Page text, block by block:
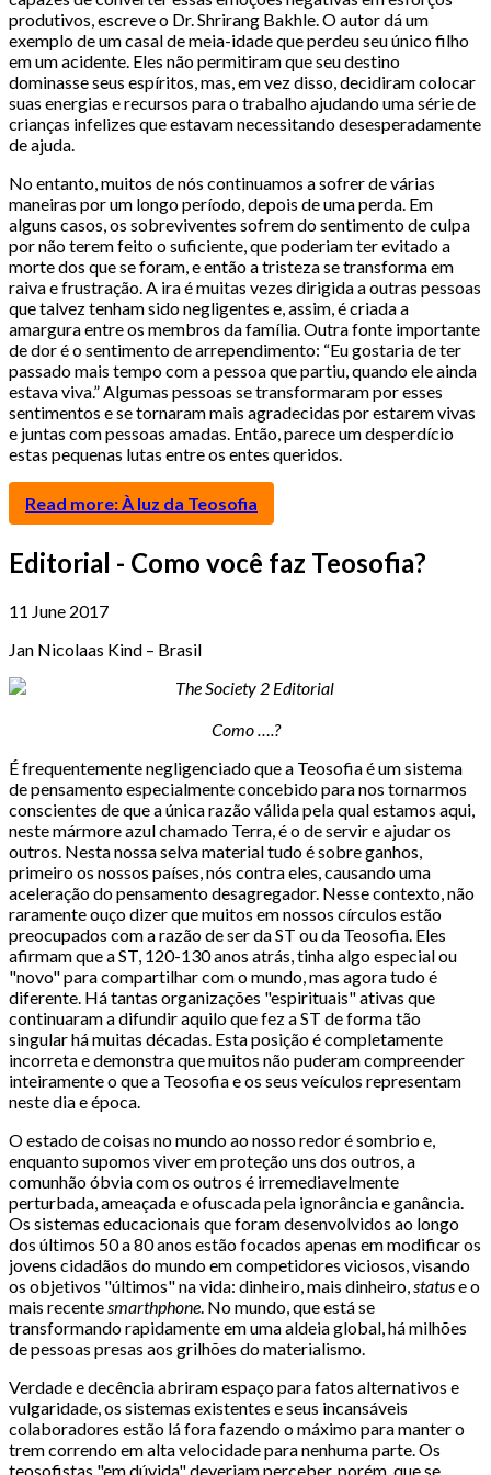
produtivos, escreve o Dr. Shrirang Bakhle. O autor dá um
exemplo de um casal de meia-idade que perdeu seu único filho
em um acidente. Eles não permitiram que seu destino
dominasse seus espíritos, mas, em vez disso, decidiram colocar
suas energias e recursos para o trabalho ajudando uma série de
crianças infelizes que estavam necessitando desesperadamente
de ajuda.
No entanto, muitos de nós continuamos a sofrer de várias
maneiras por um longo período, depois de uma perda. Em
alguns casos, os sobreviventes sofrem do sentimento de culpa
por não terem feito o suficiente, que poderiam ter evitado a
morte dos que se foram, e então a tristeza se transforma em
raiva e frustração. A ira é muitas vezes dirigida a outras pessoas
que talvez tenham sido negligentes e, assim, é criada a
amargura entre os membros da família. Outra fonte importante
de dor é o sentimento de arrependimento: “Eu gostaria de ter
passado mais tempo com a pessoa que partiu, quando ele ainda
estava viva.” Algumas pessoas se transformaram por esses
sentimentos e se tornaram mais agradecidas por estarem vivas
e juntas com pessoas amadas. Então, parece um desperdício
estas pequenas lutas entre os entes queridos.
Read more: À luz da Teosofia
Editorial - Como você faz Teosofia?
11 June 2017
Jan Nicolaas Kind – Brasil
Como ….?
É frequentemente negligenciado que a Teosofia é um sistema
de pensamento especialmente concebido para nos tornarmos
conscientes de que a única razão válida pela qual estamos aqui,
neste mármore azul chamado Terra, é o de servir e ajudar os
outros. Nesta nossa selva material tudo é sobre ganhos,
primeiro os nossos países, nós contra eles, causando uma
aceleração do pensamento desagregador. Nesse contexto, não
raramente ouço dizer que muitos em nossos círculos estão
preocupados com a razão de ser da ST ou da Teosofia. Eles
afirmam que a ST, 120-130 anos atrás, tinha algo especial ou
"novo" para compartilhar com o mundo, mas agora tudo é
diferente. Há tantas organizações "espirituais" ativas que
continuaram a difundir aquilo que fez a ST de forma tão
singular há muitas décadas. Esta posição é completamente
incorreta e demonstra que muitos não puderam compreender
inteiramente o que a Teosofia e os seus veículos representam
neste dia e época.
O estado de coisas no mundo ao nosso redor é sombrio e,
enquanto supomos viver em proteção uns dos outros, a
comunhão óbvia com os outros é irremediavelmente
perturbada, ameaçada e ofuscada pela ignorância e ganância.
Os sistemas educacionais que foram desenvolvidos ao longo
dos últimos 50 a 80 anos estão focados apenas em modificar os
jovens cidadãos do mundo em competidores viciosos, visando
os objetivos "últimos" na vida: dinheiro, mais dinheiro, statuse o
mais recente smarthphone . No mundo, que está se
transformando rapidamente em uma aldeia global, há milhões
de pessoas presas aos grilhões do materialismo.
Verdade e decência abriram espaço para fatos alternativos e
vulgaridade, os sistemas existentes e seus incansáveis
colaboradores estão lá fora fazendo o máximo para manter o
trem correndo em alta velocidade para nenhuma parte. Os
teosofistas "em dúvida" deveriam perceber, porém, que se